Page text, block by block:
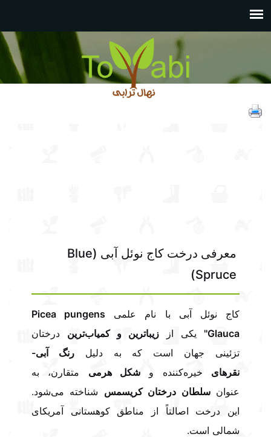
معرفی درخت کاج نوئل آبی (Blue
Spruce)
کاج نوئل آبی با نام علمی Picea pungens
'Glauca'
یکی از زیباترین و کمیاب‌ترین درختان
تزئینی جهان است که به دلیلرنگ آبی-
نقرهای خیره‌کننده و شکل هرمی متقارن، به
عنوانسلطان درختان کریسمس شناخته می‌شود.
این درخت اصالتاً از مناطق کوهستانی آمریکای
شمالی است.